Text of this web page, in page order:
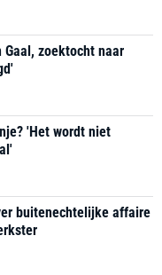
Gaal, zoektocht naar
'Het wordt niet
buitenechtelijke affaire